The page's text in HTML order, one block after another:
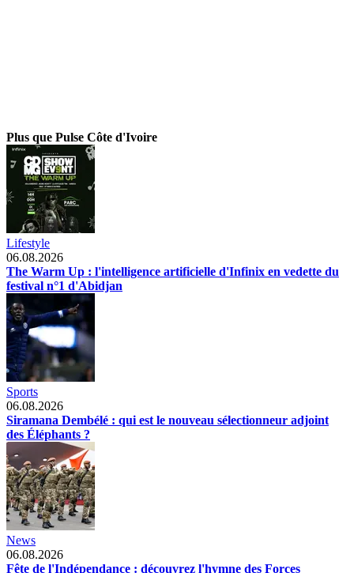
Plus que Pulse Côte d'Ivoire
Lifestyle
06.08.2026
The Warm Up : l'intelligence artificielle d'Infinix en vedette du
festival n°1 d'Abidjan
Sports
06.08.2026
Siramana Dembélé : qui est le nouveau sélectionneur adjoint
des Éléphants ?
News
06.08.2026
Fête de l'Indépendance : découvrez l'hymne des Forces